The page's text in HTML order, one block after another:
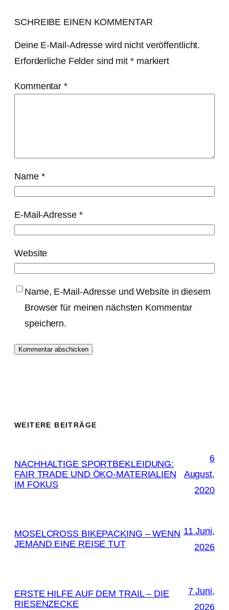
SCHREIBE EINEN KOMMENTAR
Deine E-Mail-Adresse wird nicht veröffentlicht.
Erforderliche Felder sind mit *markiert
Kommentar*
Name *
E-Mail-Adresse *
Website
Name, E-Mail-Adresse und Website in diesem
Browser für meinen nächsten Kommentar
speichern.
WEITERE BEITRÄGE
NACHHALTIGE SPORTBEKLEIDUNG:
FAIR TRADE UND ÖKO-MATERIALIEN
IM FOKUS
6
August,
2020
MOSELCROSS BIKEPACKING – WENN
JEMAND EINE REISE TUT
11 Juni,
2026
ERSTE HILFE AUF DEM TRAIL – DIE
RIESENZECKE
7 Juni,
2026